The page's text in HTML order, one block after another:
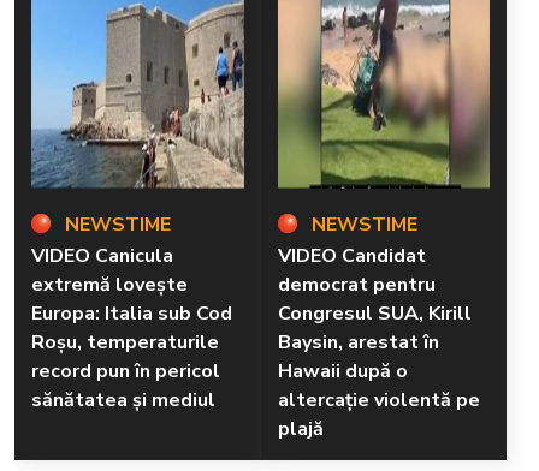
NEWSTIME
VIDEO Canicula
extremă lovește
Europa: Italia sub Cod
Roșu, temperaturile
record pun în pericol
sănătatea și mediul
NEWSTIME
VIDEO Candidat
democrat pentru
Congresul SUA, Kirill
Baysin, arestat în
Hawaii după o
altercație violentă pe
plajă